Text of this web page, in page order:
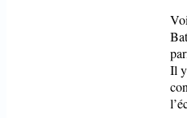
Il